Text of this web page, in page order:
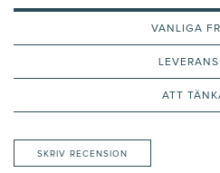
VANLIGA
ATT
SKRIV RECENSION